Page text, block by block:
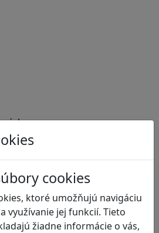
cookies
ktoré umožňujú navigáciu
využívanie jej funkcií. Tieto
žiadne informácie o vás,